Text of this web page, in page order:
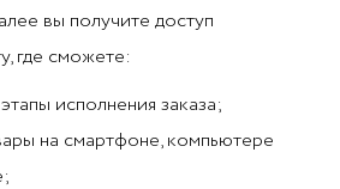
вы получите доступ
где сможете:
исполнения заказа;
на смартфоне, компьютере